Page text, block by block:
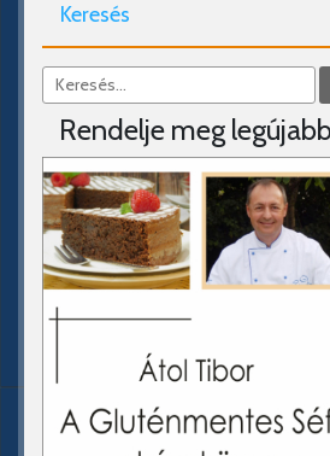
Keresés
Rendelje meg